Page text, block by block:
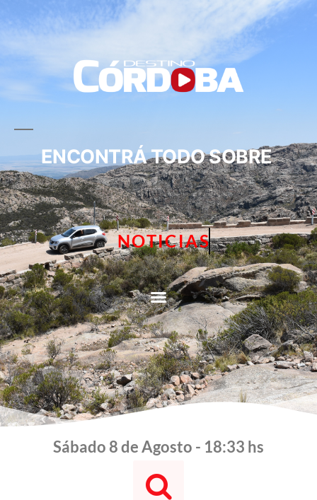
ENCONTRÁ TODO SOBRE
NOTICIAS
Sábado 8 de Agosto - 18:33 hs